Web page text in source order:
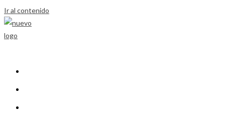
Ir al contenido